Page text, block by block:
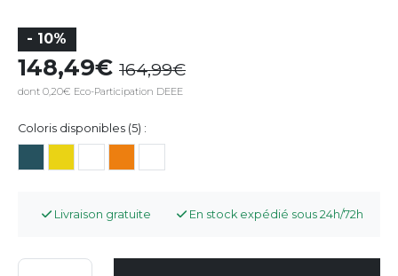
- 10%
148,49 164,99
dont 0,20€ Eco-Participation DEEE
Coloris disponibles (5) :
Livraison gratuite En stock expédié sous 24h/72h